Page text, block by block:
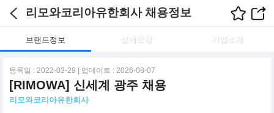
리모와코리아유한회사 채용정보
브랜드정보 상세요강 기업소개
등록일 : 2022-03-29 | 업데이트 : 2026-08-07
[RIMOWA] 신세계 광주 채용
리모와코리아유한회사